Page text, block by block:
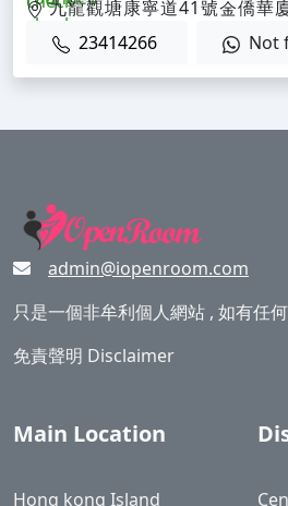
九龍觀塘康寧道41號金僑華
23414266
Not
admin@iopenroom.com
只是一個非牟利個人網站 , 如有任
免責聲明 Disclaimer
Main Location
Hong kong Island